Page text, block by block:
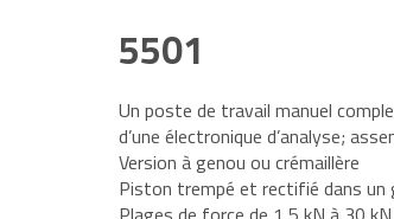
Georgii Kobold
Motrona
5501
Un poste de travail manuel
d’une électronique d’analyse;
Version à genou ou crémaillère
Piston trempé et rectifié dans